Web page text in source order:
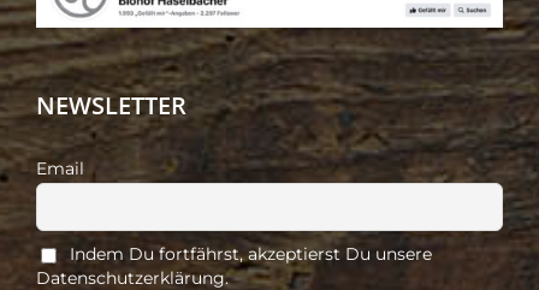
NEWSLETTER
Email
Indem Du fortfährst, akzeptierst Du unsere
Datenschutzerklärung.